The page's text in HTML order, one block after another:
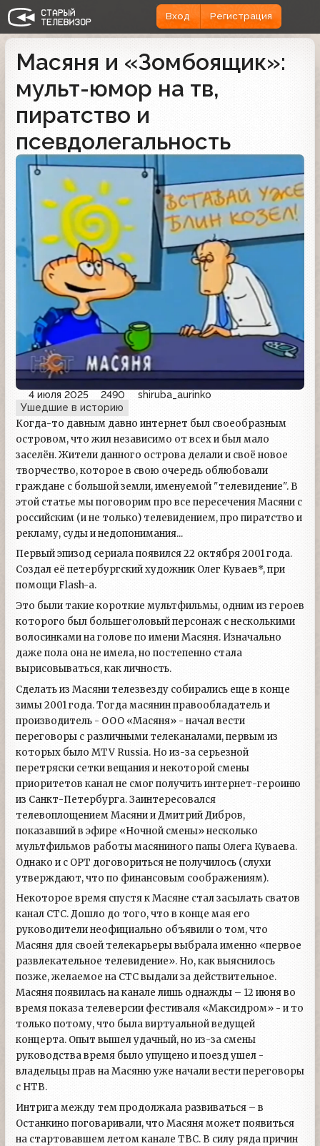
Вход Регистрация
Масяня и «Зомбоящик»:
мульт-юмор на тв,
пиратство и
псевдолегальность
4 июля 2025 2490
shiruba_aurinko
Ушедшие в историю
Когда-то давным давно интернет был своеобразным
островом, что жил независимо от всех и был мало
заселён. Жители данного острова делали и своё новое
творчество, которое в свою очередь облюбовали
граждане с большой земли, именуемой "телевидение". В
этой статье мы поговорим про все пересечения Масяни с
российским (и не только) телевидением, про пиратство и
рекламу, суды и недопонимания...
Первый эпизод сериала появился 22 октября 2001 года.
Создал её петербургский художник Олег Куваев*, при
помощи Flash-а.
Это были такие короткие мультфильмы, одним из героев
которого был большеголовый персонаж с несколькими
волосинками на голове по имени Масяня. Изначально
даже пола она не имела, но постепенно стала
вырисовываться, как личность.
Сделать из Масяни телезвезду собирались еще в конце
зимы 2001 года. Тогда масянин правообладатель и
производитель - ООО «Масяня» - начал вести
переговоры с различными телеканалами, первым из
которых было MTV Russia. Но из-за серьезной
перетряски сетки вещания и некоторой смены
приоритетов канал не смог получить интернет-героиню
из Санкт-Петербурга. Заинтересовался
телевоплощением Масяни и Дмитрий Дибров,
показавший в эфире «Ночной смены» несколько
мультфильмов работы масяниного папы Олега Куваева.
Однако и с ОРТ договориться не получилось (слухи
утверждают, что по финансовым соображениям).
Некоторое время спустя к Масяне стал засылать сватов
канал СТС. Дошло до того, что в конце мая его
руководители неофициально объявили о том, что
Масяня для своей телекарьеры выбрала именно «первое
развлекательное телевидение». Но, как выяснилось
позже, желаемое на СТС выдали за действительное.
Масяня появилась на канале лишь однажды – 12 июня во
время показа телеверсии фестиваля «Максидром» - и то
только потому, что была виртуальной ведущей
концерта. Опыт вышел удачный, но из-за смены
руководства время было упущено и поезд ушел -
владельцы прав на Масяню уже начали вести переговоры
с НТВ.
Интрига между тем продолжала развиваться – в
Останкино поговаривали, что Масяня может появиться
на стартовавшем летом канале ТВС. В силу ряда причин